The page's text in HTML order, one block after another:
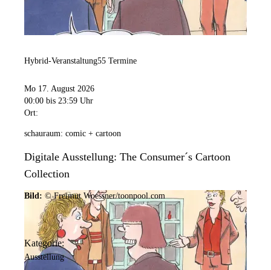
Hybrid-Veranstaltung55 Termine
Mo 17. August 2026
00:00 bis 23:59 Uhr
Ort:
schauraum: comic + cartoon
Digitale Ausstellung: The Consumer´s Cartoon
Collection
Bild: © Freimut Woessner/toonpool.com
Kategorie:
Ausstellung